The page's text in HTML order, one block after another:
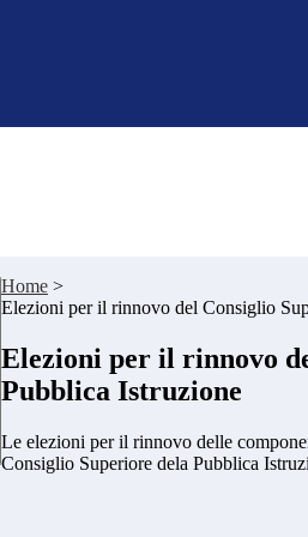
Home >
Elezioni per il rinnovo del Consiglio
Elezioni per il rinnovo
Pubblica Istruzione
Le elezioni per il rinnovo delle
Consiglio Superiore dela Pubblica